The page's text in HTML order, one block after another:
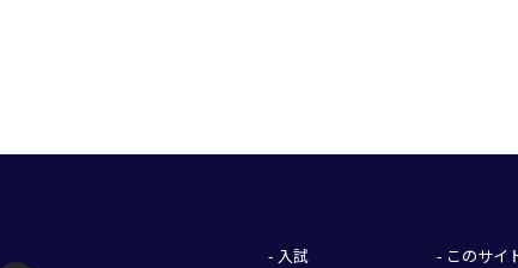
- 入試
- このサイ